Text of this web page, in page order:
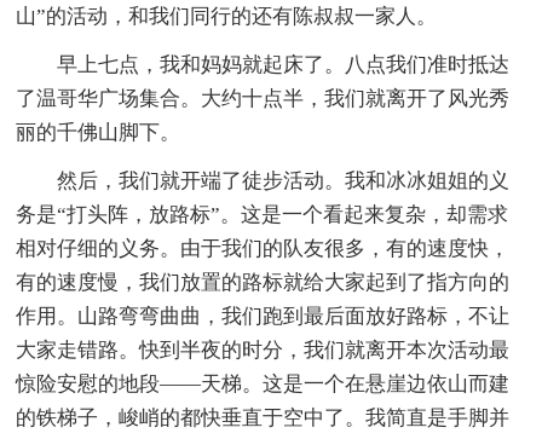
山”的活动，和我们同行的还有陈叔叔一家人。
早上七点，我和妈妈就起床了。八点我们准时抵达
了温哥华广场集合。大约十点半，我们就离开了风光秀
丽的千佛山脚下。
然后，我们就开端了徒步活动。我和冰冰姐姐的义
务是“打头阵，放路标”。这是一个看起来复杂，却需求
相对仔细的义务。由于我们的队友很多，有的速度快，
有的速度慢，我们放置的路标就给大家起到了指方向的
作用。山路弯弯曲曲，我们跑到最后面放好路标，不让
大家走错路。快到半夜的时分，我们就离开本次活动最
惊险安慰的地段——天梯。这是一个在悬崖边依山而建
的铁梯子，峻峭的都快垂直于空中了。我简直是手脚并